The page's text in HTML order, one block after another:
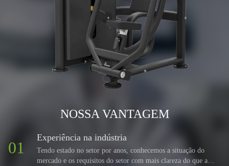
NOSSA VANTAGEM
01
Experiência na indústria
Tendo estado no setor por anos, conhecemos a situação do
mercado e os requisitos do setor com mais clareza do que a